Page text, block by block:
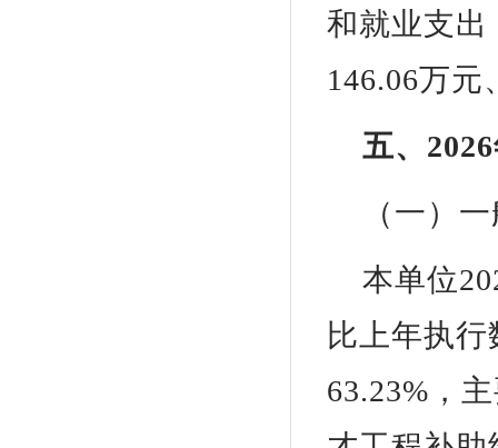
和就业支出
146.06万
五、
（一）
本单位
比上年执行
63.23%，